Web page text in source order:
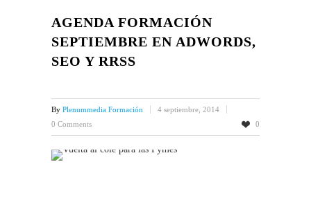
AGENDA FORMACIÓN
SEPTIEMBRE EN ADWORDS,
SEO Y RRSS
By Plenummedia Formación
4 septiembre, 2014
0 Comments
0